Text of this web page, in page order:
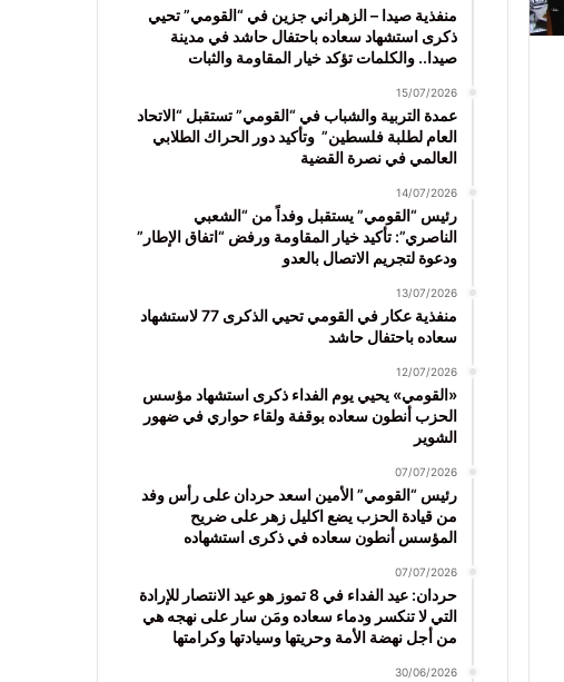
منفذية صيدا – الزهراني جزين في “القومي” تحيي
ذكرى استشهاد سعاده باحتفال حاشد في مدينة
صيدا.. والكلمات تؤكد خيار المقاومة والثبات
15/07/2026
عمدة التربية والشباب في “القومي” تستقبل “الاتحاد
العام لطلبة فلسطين” وتأكيد دور الحراك الطلابي
العالمي في نصرة القضية
14/07/2026
رئيس “القومي” يستقبل وفداً من “الشعبي
الناصري”: تأكيد خيار المقاومة ورفض “اتفاق الإطار”
ودعوة لتجريم الاتصال بالعدو
13/07/2026
منفذية عكار في القومي تحيي الذكرى 77 لاستشهاد
سعاده باحتفال حاشد
12/07/2026
«القومي» يحيي يوم الفداء ذكرى استشهاد مؤسس
الحزب أنطون سعاده بوقفة ولقاء حواري في ضهور
الشوير
07/07/2026
رئيس “القومي” الأمين اسعد حردان على رأس وفد
من قيادة الحزب يضع اكليل زهر على ضريح
المؤسس أنطون سعاده في ذكرى استشهاده
07/07/2026
حردان: عيد الفداء في 8 تموز هو عيد الانتصار للإرادة
التي لا تنكسر ودماء سعاده ومَن سار على نهجه هي
من أجل نهضة الأمة وحريتها وسيادتها وكرامتها
30/06/2026